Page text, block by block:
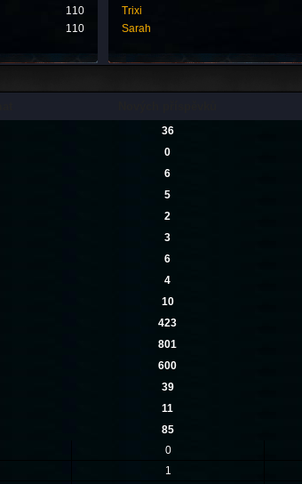
110
110
Trixi
Sarah
36
0
6
5
2
3
6
4
10
423
801
600
39
11
85
0
1